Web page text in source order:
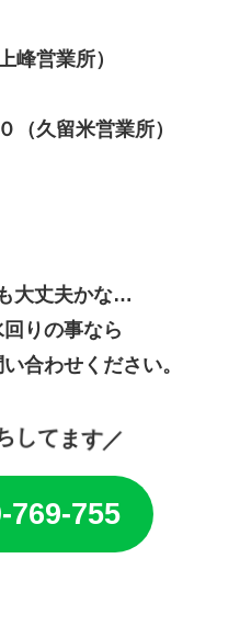
峰営業所）
（久留米営業所）
大丈夫かな…
りの事なら
合わせください。
してます／
769-755